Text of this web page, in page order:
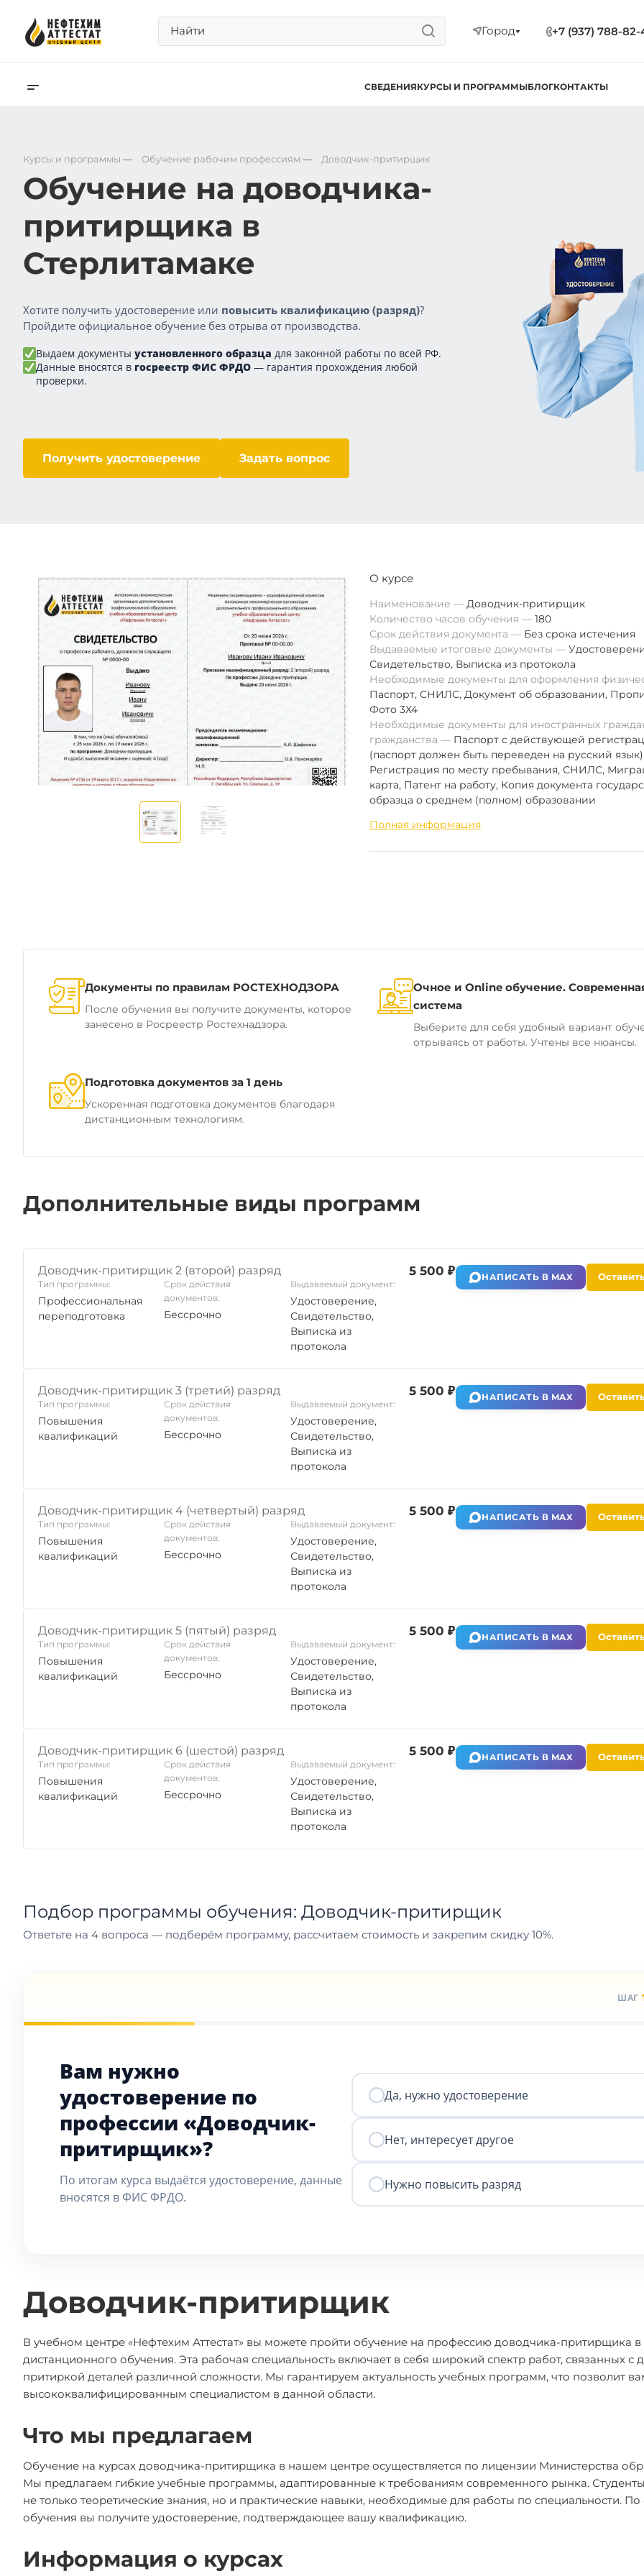
Город +7 (937) 788-82-
СВЕДЕНИЯКУРСЫ И ПРОГРАММЫБЛОГКОНТАКТЫ
Курсы и программы — Обучение рабочим профессиям — Доводчик-притирщик
Обучение на доводчика-
притирщика в
Стерлитамаке
Хотите получить удостоверение или повысить квалификацию (разряд)?
Пройдите официальное обучение без отрыва от производства.
Выдаем документы установленного образца для законной работы по всей РФ.
Данные вносятся в госреестр ФИС ФРДО — гарантия прохождения любой
проверки.
Получить удостоверение Задать вопрос
О курсе
Наименование
Доводчик-притирщик
Количество часов обучения
180
Срок действия документа
Без срока истечения
Выдаваемые итоговые документы
Свидетельство, Выписка из протокола
Необходимые документы для оформления
Паспорт, СНИЛС, Документ об образовании,
Фото 3Х4
Необходимые документы для иностранных
гражданства
Паспорт с действующей
(паспорт должен быть переведен на русский
Регистрация по месту пребывания, СНИЛС,
карта, Патент на работу, Копия документа
образца о среднем (полном) образовании
Полная информация
Документы по правилам РОСТЕХНОДЗОРА
После обучения вы получите документы, которое
занесено в Росреестр Ростехнадзора.
Очное и Online обучение.
система
Выберите для себя удобный вариант
отрываясь от работы. Учтены все нюансы.
Подготовка документов за 1 день
Ускоренная подготовка документов благодаря
дистанционным технологиям.
Дополнительные виды программ
Доводчик-притирщик 2 (второй) разряд
Тип программы:
Профессиональная
переподготовка
Срок действия
документов:
Бессрочно
Выдаваемый документ:
Удостоверение,
Свидетельство,
Выписка из
протокола
5 500 ₽ НАПИСАТЬ В MAX
Доводчик-притирщик 3 (третий) разряд
Тип программы:
Повышения
квалификаций
Срок действия
документов:
Бессрочно
Выдаваемый документ:
Удостоверение,
Свидетельство,
Выписка из
протокола
5 500 ₽ НАПИСАТЬ В MAX
Доводчик-притирщик 4 (четвертый) разряд
Тип программы:
Повышения
квалификаций
Срок действия
документов:
Бессрочно
Выдаваемый документ:
Удостоверение,
Свидетельство,
Выписка из
протокола
5 500 ₽ НАПИСАТЬ В MAX
Доводчик-притирщик 5 (пятый) разряд
Тип программы:
Повышения
квалификаций
Срок действия
документов:
Бессрочно
Выдаваемый документ:
Удостоверение,
Свидетельство,
Выписка из
протокола
5 500 ₽ НАПИСАТЬ В MAX
Доводчик-притирщик 6 (шестой) разряд
Тип программы:
Повышения
квалификаций
Срок действия
документов:
Бессрочно
Выдаваемый документ:
Удостоверение,
Свидетельство,
Выписка из
протокола
5 500 ₽ НАПИСАТЬ В MAX
Подбор программы обучения: Доводчик-притирщик
Ответьте на 4 вопроса — подберём программу, рассчитаем стоимость и закрепим скидку 10%.
ШАГ
Вам нужно
удостоверение по
профессии «Доводчик-
притирщик»?
По итогам курса выдаётся удостоверение, данные
вносятся в ФИС ФРДО.
Да, нужно удостоверение
Нет, интересует другое
Нужно повысить разряд
Доводчик-притирщик
В учебном центре «Нефтехим Аттестат» вы можете пройти обучение на профессию доводчика-притирщика
дистанционного обучения. Эта рабочая специальность включает в себя широкий спектр работ, связанных с
притиркой деталей различной сложности. Мы гарантируем актуальность учебных программ, что позволит
высококвалифицированным специалистом в данной области.
Что мы предлагаем
Обучение на курсах доводчика-притирщика в нашем центре осуществляется по лицензии Министерства
Мы предлагаем гибкие учебные программы, адаптированные к требованиям современного рынка.
не только теоретические знания, но и практические навыки, необходимые для работы по специальности.
обучения вы получите удостоверение, подтверждающее вашу квалификацию.
Информация о курсах